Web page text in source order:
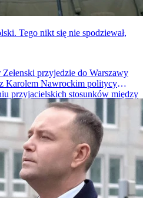
Tego nikt się nie spodziewał,
przyjedzie do Warszawy
Karolem Nawrockim politycy
przyjacielskich stosunków między
bezpieczeństwa. Kancelaria
jest "otwarty na dialog".